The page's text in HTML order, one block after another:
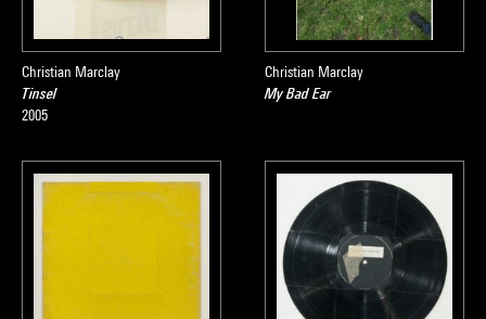
Christian Marclay
Tinsel
2005
Christian Marclay
My Bad Ear